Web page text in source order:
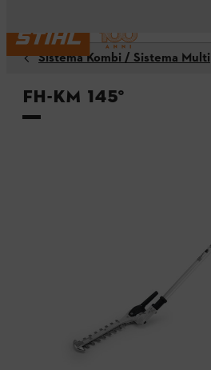
Sistema Kombi / Sistema Multi
FH-KM 145°